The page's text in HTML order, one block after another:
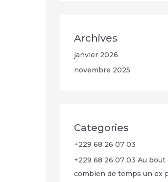
Archives
janvier 2026
novembre 2025
Categories
+229 68 26 07 03
+229 68 26 07 03 Au bout
combien de temps un ex